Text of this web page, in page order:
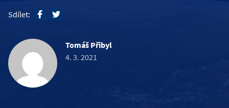
Sdílet:
Tomáš Přibyl
4. 3. 2021